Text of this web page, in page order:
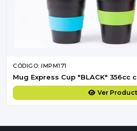
CÓDIGO: IMPM171
Mug Express Cup "BLACK" 356cc
Ver